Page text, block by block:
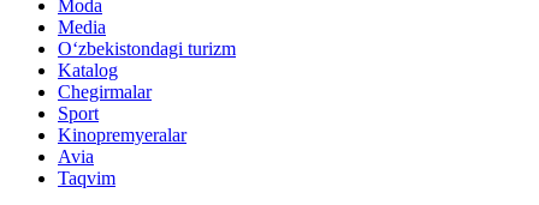
Moda
Media
O‘zbekistondagi turizm
Katalog
Chegirmalar
Sport
Kinopremyeralar
Avia
Taqvim